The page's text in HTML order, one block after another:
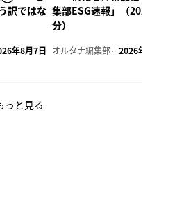
訳ではな
年8月7日
集部ESG速報」（2026年8
分）
オルタナ編集部 2026年8月7日
っと見る